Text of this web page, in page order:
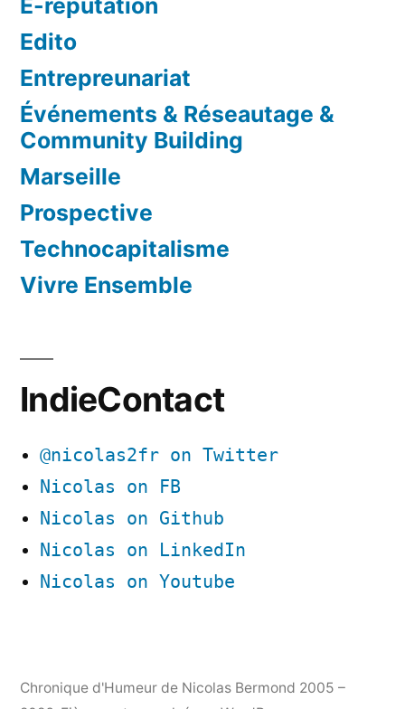
E-reputation
Edito
Entrepreunariat
Événements & Réseautage &
Community Building
Marseille
Prospective
Technocapitalisme
Vivre Ensemble
IndieContact
@nicolas2fr on Twitter
Nicolas on FB
Nicolas on Github
Nicolas on LinkedIn
Nicolas on Youtube
Chronique d'Humeur de Nicolas Bermond 2005 –